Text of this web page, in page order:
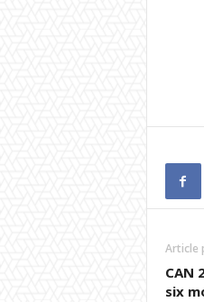
Article
CAN
six